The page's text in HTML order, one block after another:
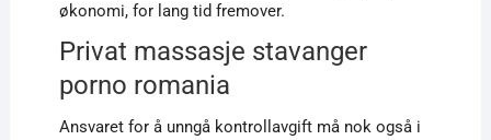
økonomi, for lang tid fremover.
Privat massasje stavanger
porno romania
Ansvaret for å unngå kontrollavgift må nok også i